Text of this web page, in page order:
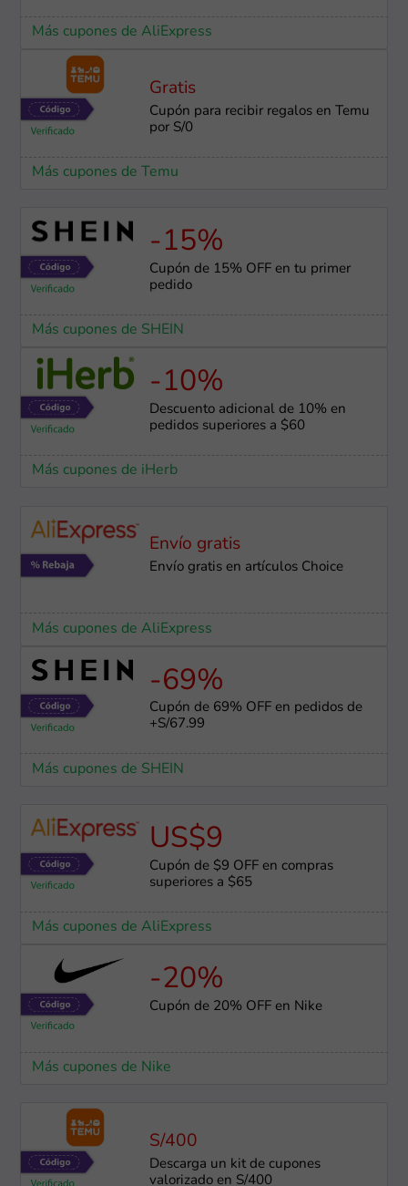
Más cupones de AliExpress
Gratis
Cupón para recibir regalos en Temu
por S/0
Más cupones de Temu
-15%
Cupón de 15% OFF en tu primer
pedido
Más cupones de SHEIN
-10%
Descuento adicional de 10% en
pedidos superiores a $60
Más cupones de iHerb
Envío gratis
Envío gratis en artículos Choice
Más cupones de AliExpress
-69%
Cupón de 69% OFF en pedidos de
+S/67.99
Más cupones de SHEIN
US$9
Cupón de $9 OFF en compras
superiores a $65
Más cupones de AliExpress
-20%
Cupón de 20% OFF en Nike
Más cupones de Nike
S/400
Descarga un kit de cupones
valorizado en S/400